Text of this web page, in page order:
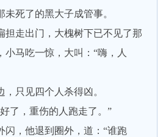
死了的黑大子成管事。
走出门，大槐树下已不见了那
小马吃一惊，大叫：“嗨，人
只见四个人杀得凶。
，重伤的人跑走了。”
，他退到圈外，道：“谁跑